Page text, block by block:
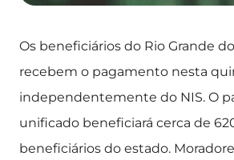
Os beneficiários do Rio Grande
recebem o pagamento nesta
independentemente do NIS. O
unificado beneficiará cerca de
beneficiários do estado.